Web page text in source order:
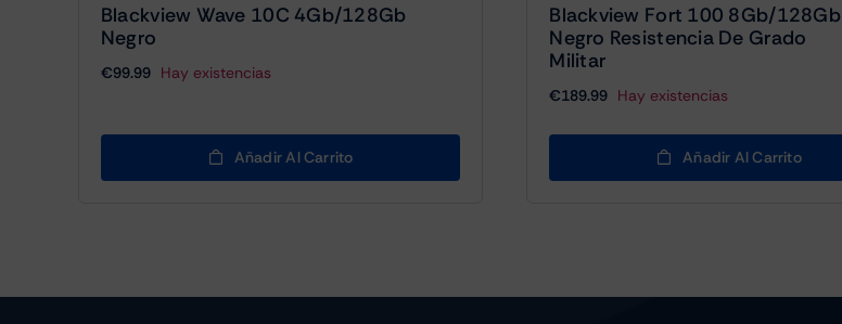
Blackview Wave 10C 4Gb/128Gb
Negro
€99.99 Hay existencias
Añadir Al Carrito
Blackview Fort 100 8Gb/128Gb
Negro Resistencia De Grado
Militar
€189.99 Hay existencias
Añadir Al Carrito